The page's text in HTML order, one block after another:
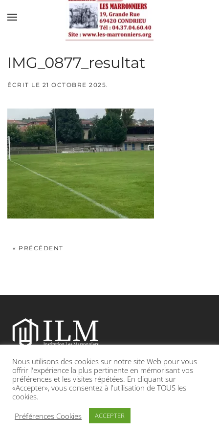
Skip to main content
IMG_0877_resultat
ÉCRIT LE 21 OCTOBRE 2025.
« PRÉCÉDENT
Etablissement catholique sous contrat d’association avec l’Etat
Adresse : 19, Grande rue 69420 CONDRIEU
INFOS LÉGALES POLITIQUE DE CONFIDENTIALITÉ
Nous utilisons des cookies sur notre site Web pour vous
offrir l'expérience la plus pertinente en mémorisant vos
préférences et les visites répétées. En cliquant sur
«Accepter», vous consentez à l'utilisation de TOUS les
cookies.
Préférences Cookies
ACCEPTER